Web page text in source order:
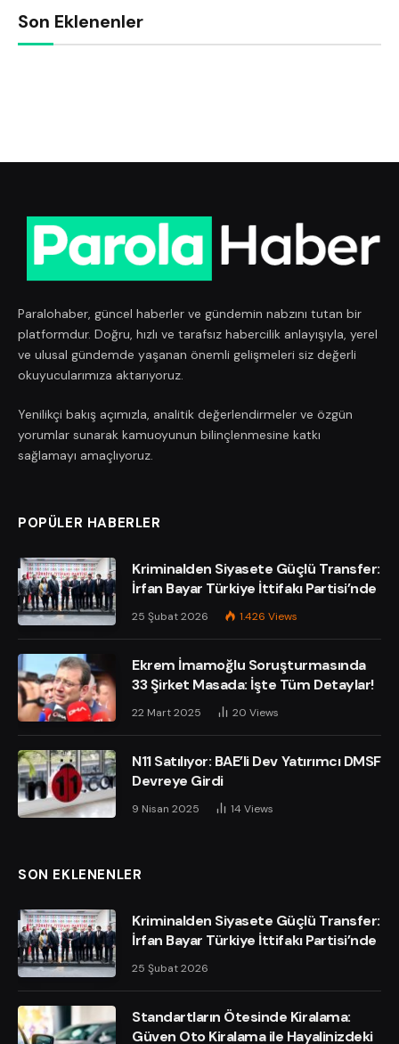
Son Eklenenler
Paralohaber, güncel haberler ve gündemin nabzını tutan bir
platformdur. Doğru, hızlı ve tarafsız habercilik anlayışıyla, yerel
ve ulusal gündemde yaşanan önemli gelişmeleri siz değerli
okuyucularımıza aktarıyoruz.
Yenilikçi bakış açımızla, analitik değerlendirmeler ve özgün
yorumlar sunarak kamuoyunun bilinçlenmesine katkı
sağlamayı amaçlıyoruz.
POPÜLER HABERLER
Kriminalden Siyasete Güçlü Transfer:
İrfan Bayar Türkiye İttifakı Partisi’nde
25 Şubat 2026 1.426 Views
Ekrem İmamoğlu Soruşturmasında
33 Şirket Masada: İşte Tüm Detaylar!
22 Mart 2025 20 Views
N11 Satılıyor: BAE’li Dev Yatırımcı DMSF
Devreye Girdi
9 Nisan 2025 14 Views
SON EKLENENLER
Kriminalden Siyasete Güçlü Transfer:
İrfan Bayar Türkiye İttifakı Partisi’nde
25 Şubat 2026
Standartların Ötesinde Kiralama:
Güven Oto Kiralama ile Hayalinizdeki